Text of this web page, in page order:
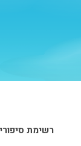
רשימת